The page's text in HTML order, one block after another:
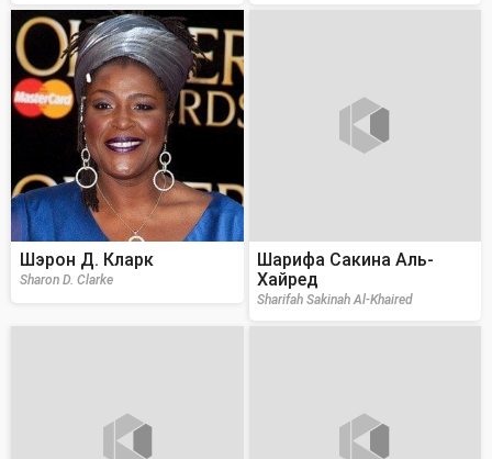
Шэрон Д. Кларк
Sharon D. Clarke
Шарифа Сакина Аль-
Хайред
Sharifah Sakinah Al-Khaired